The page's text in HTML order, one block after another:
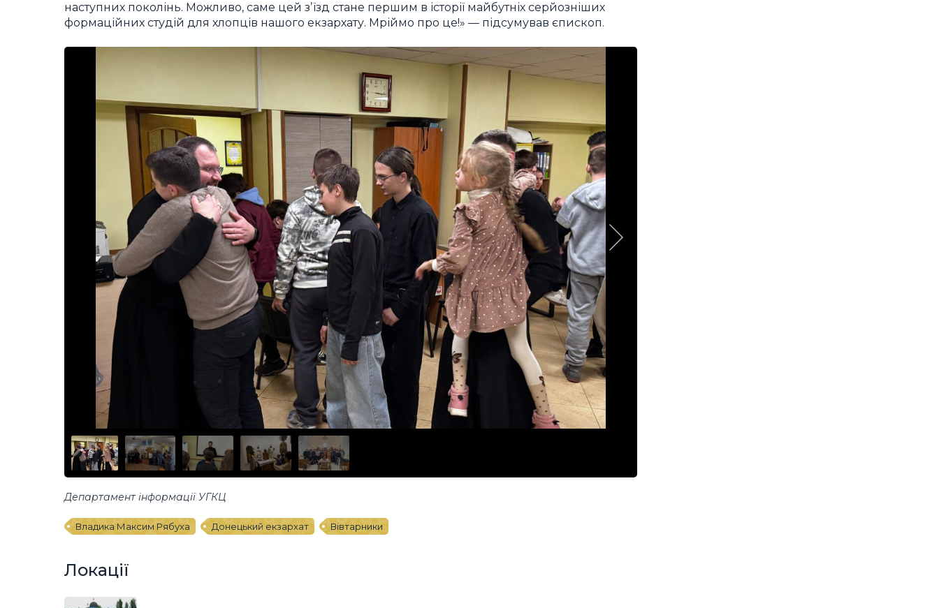
наступних поколінь. Можливо, саме цей зʼїзд стане першим в історії майбутніх серйозніших
формаційних студій для хлопців нашого екзархату. Мріймо про це!» — підсумував єпископ.
Департамент інформації УГКЦ
Владика Максим Рябуха Донецький екзархат Вівтарники
Локації